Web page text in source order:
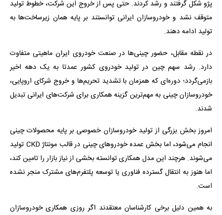
پژو شکل گرفتند و رشد کردند. حتی پس از خروج این شرکت، خطوط تولید
متوقف نشد و خودروسازان ایرانی توانستند بر پایه همان زیرساخت‌ها به
تولید ادامه دهند.
در نقطه مقابل، حضور چینی‌ها در صنعت خودروی ایران ماهیتی متفاوت
دارد. رشد سهم چین در تولید خودروی کشور عمدتا به یک دهه اخیر
بازمی‌گردد؛ دوره‌ای که همزمان با تشدید تحریم‌ها و خروج شرکای اروپایی،
خودروسازان چینی به مهم‌ترین گزینه همکاری برای شرکت‌های ایرانی تبدیل
شدند.
امروز بخش بزرگی از تولید خودروسازان خصوصی بر پایه محصولات چینی
انجام می‌شود، اما بخش عمده خودروهای چینی در قالب مونتاژ CKD تولید
می‌شوند. هرچند این مدل همکاری توانسته بخشی از نیاز بازار را تامین کند،
اما هنوز به انتقال گسترده فناوری یا توسعه پلتفرم‌های مشترک منجر نشده
است.
به همین دلیل برخی کارشناسان معتقدند اگر روزی همکاری خودروسازان